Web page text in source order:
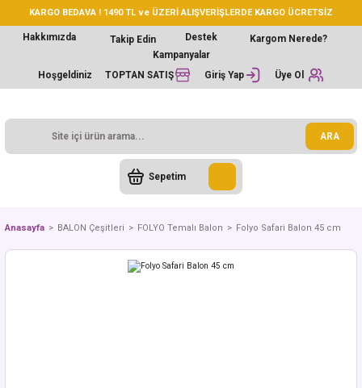
KARGO BEDAVA ! 1490 TL ve ÜZERİ ALIŞVERİŞLERDE KARGO ÜCRETSİZ
Hakkımızda Takip Edin Destek
Kargom Nerede?
Kampanyalar
Hoşgeldiniz
TOPTAN SATIŞ Giriş Yap Üye Ol
ARA
Sepetim
Anasayfa BALON Çeşitleri FOLYO Temalı Balon Folyo Safari Balon 45 cm